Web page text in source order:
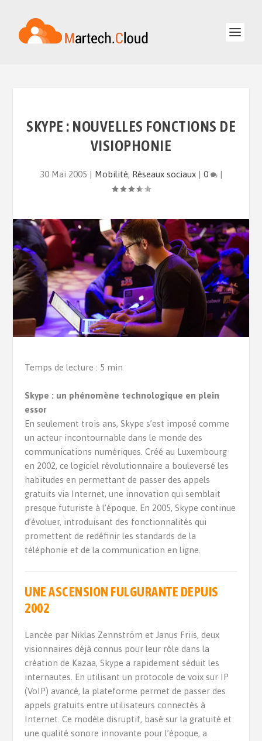
SKYPE : NOUVELLES FONCTIONS DE
VISIOPHONIE
30 Mai 2005 | Mobilité, Réseaux sociaux| 0 |
Temps de lecture : 5 min
Skype : un phénomène technologique en plein
essor
En seulement trois ans, Skype s’est imposé comme
un acteur incontournable dans le monde des
communications numériques. Créé au Luxembourg
en 2002, ce logiciel révolutionnaire a bouleversé les
habitudes en permettant de passer des appels
gratuits via Internet, une innovation qui semblait
presque futuriste à l’époque. En 2005, Skype continue
d’évoluer, introduisant des fonctionnalités qui
promettent de redéfinir les standards de la
téléphonie et de la communication en ligne.
UNE ASCENSION FULGURANTE DEPUIS
2002
Lancée par Niklas Zennström et Janus Friis, deux
visionnaires déjà connus pour leur rôle dans la
création de Kazaa, Skype a rapidement séduit les
internautes. En utilisant un protocole de voix sur IP
(VoIP) avancé, la plateforme permet de passer des
appels gratuits entre utilisateurs connectés à
Internet. Ce modèle disruptif, basé sur la gratuité et
une qualité sonore innovante pour l’époque, a